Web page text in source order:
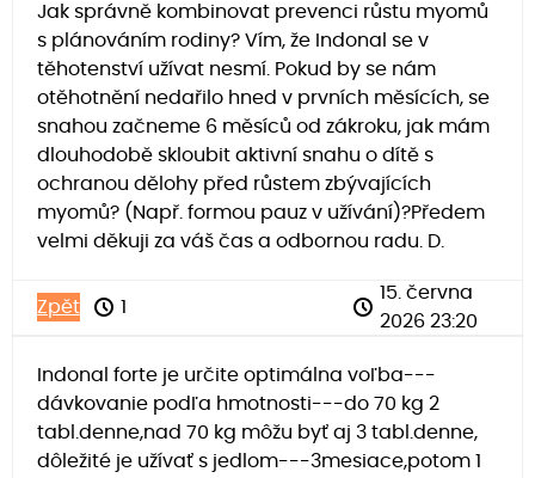
Jak správně kombinovat prevenci růstu myomů
s plánováním rodiny? Vím, že Indonal se v
těhotenství užívat nesmí. Pokud by se nám
otěhotnění nedařilo hned v prvních měsících, se
snahou začneme 6 měsíců od zákroku, jak mám
dlouhodobě skloubit aktivní snahu o dítě s
ochranou dělohy před růstem zbývajících
myomů? (Např. formou pauz v užívání)?Předem
velmi děkuji za váš čas a odbornou radu. D.
Zpět 1
15. června
2026 23:20
Indonal forte je určite optimálna voľba---
dávkovanie podľa hmotnosti---do 70 kg 2
tabl.denne,nad 70 kg môžu byť aj 3 tabl.denne,
dôležité je užívať s jedlom---3mesiace,potom 1